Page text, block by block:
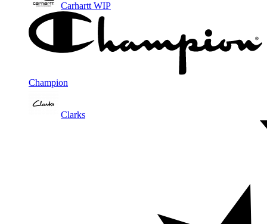
Carhartt WIP
Champion
Clarks